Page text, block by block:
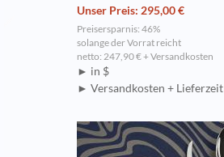
Unser Preis: 295,00 €
Preisersparnis: 46%
solange der Vorrat reicht
netto: 247,90 € + Versandkosten
► in $
► Versandkosten + Lieferzeit